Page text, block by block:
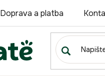
Doprava a platba